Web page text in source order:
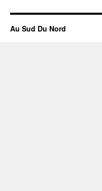
Au Sud Du Nord